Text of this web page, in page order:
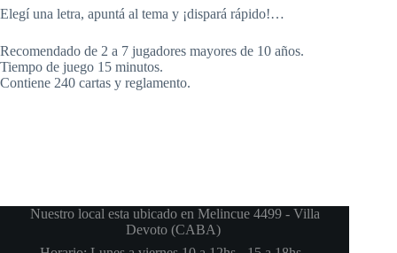
Elegí una letra, apuntá al tema y ¡dispará rápido!…
Recomendado de 2 a 7 jugadores mayores de 10 años.
Tiempo de juego 15 minutos.
Contiene 240 cartas y reglamento.
Nuestro local esta ubicado en Melincue 4499 - Villa
Devoto (CABA)